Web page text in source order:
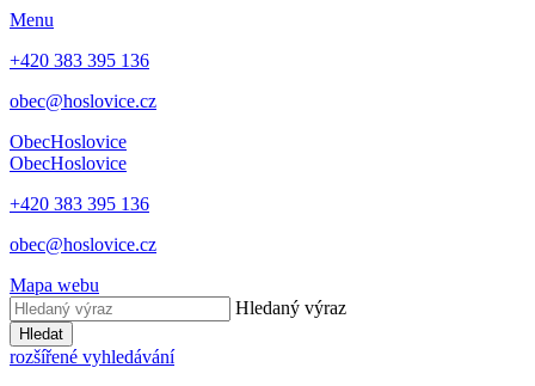
Menu
+420 383 395 136
obec@hoslovice.cz
ObecHoslovice
ObecHoslovice
+420 383 395 136
obec@hoslovice.cz
Mapa webu
Hledaný výraz
Hledat
rozšířené vyhledávání